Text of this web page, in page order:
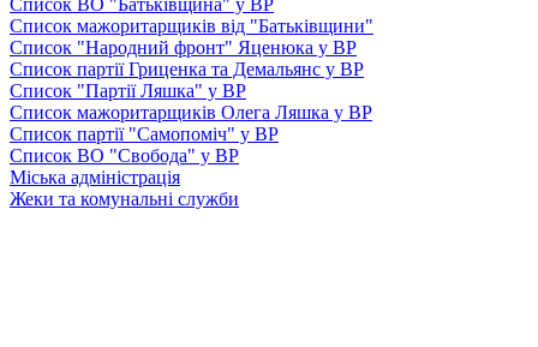
Список ВО "Батьківщина" у ВР
Список мажоритарщиків від "Батьківщини"
Список "Народний фронт" Яценюка у ВР
Список партії Гриценка та Демальянс у ВР
Список "Партії Ляшка" у ВР
Список мажоритарщиків Олега Ляшка у ВР
Список партії "Самопоміч" у ВР
Список ВО "Свобода" у ВР
Міська адміністрація
Жеки та комунальні служби